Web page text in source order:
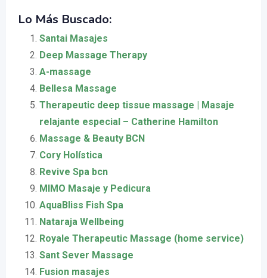
Lo Más Buscado:
Santai Masajes
Deep Massage Therapy
A-massage
Bellesa Massage
Therapeutic deep tissue massage | Masaje
relajante especial – Catherine Hamilton
Massage & Beauty BCN
Cory Holística
Revive Spa bcn
MIMO Masaje y Pedicura
AquaBliss Fish Spa
Nataraja Wellbeing
Royale Therapeutic Massage (home service)
Sant Sever Massage
Fusion masajes